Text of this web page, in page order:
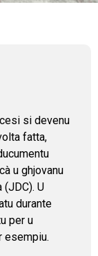
si devenu
fatta,
u ghjovanu
(JDC). U
durante
per u
esempiu.